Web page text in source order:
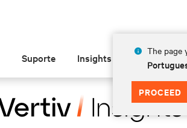
The page
PROCEED
Suporte Insights Sobre